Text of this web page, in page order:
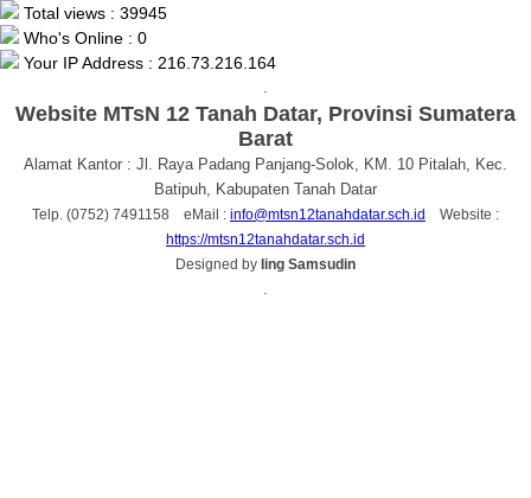
Total views : 39945
Who's Online : 0
Your IP Address : 216.73.216.164
Website MTsN 12 Tanah Datar, Provinsi Sumatera
Barat
Alamat Kantor : Jl. Raya Padang Panjang-Solok, KM. 10 Pitalah, Kec.
Batipuh, Kabupaten Tanah Datar
Telp. (0752) 7491158 eMail : info@mtsn12tanahdatar.sch.id
Website :
https://mtsn12tanahdatar.sch.id
Designed by Iing Samsudin